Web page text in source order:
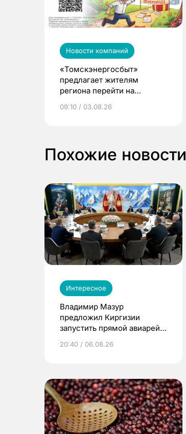
Новости компаний
«Томскэнергосбыт»
предлагает жителям
региона перейти на
выиграть призы
09:10 / 03.08.26
Похожие новости
Интересное
Владимир Мазур
предложил Киргизии
запустить прямой авиарейс
20:40 / 06.08.26